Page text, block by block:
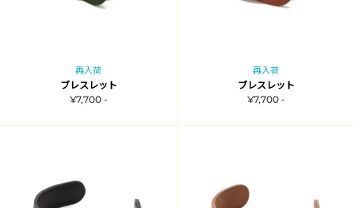
再入荷
ブレスレット
¥7,700 -
再入荷
ブレスレット
¥7,700 -